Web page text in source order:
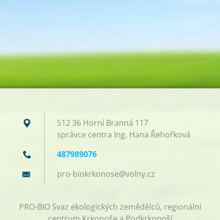
512 36 Horní Branná 117
správce centra Ing. Hana Řehořková
487989076
pro-biokrkonose@volny.cz
PRO-BIO Svaz ekologických zemědělců, regionální